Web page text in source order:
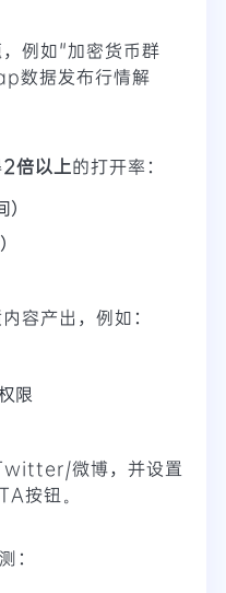
例如"加密货币群
数据发布行情解
2倍以上的打开率：
容产出，例如：
限
微博，并设置
按钮。
：